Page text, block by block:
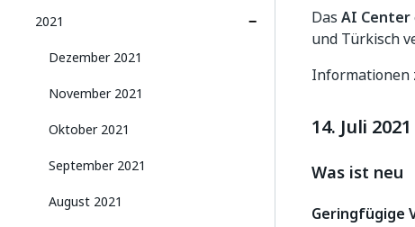
2021
Dezember 2021
November 2021
Oktober 2021
September 2021
August 2021
Das AI Center
und Türkisch
Informationen
14. Juli 2021
Was ist neu
Geringfügige